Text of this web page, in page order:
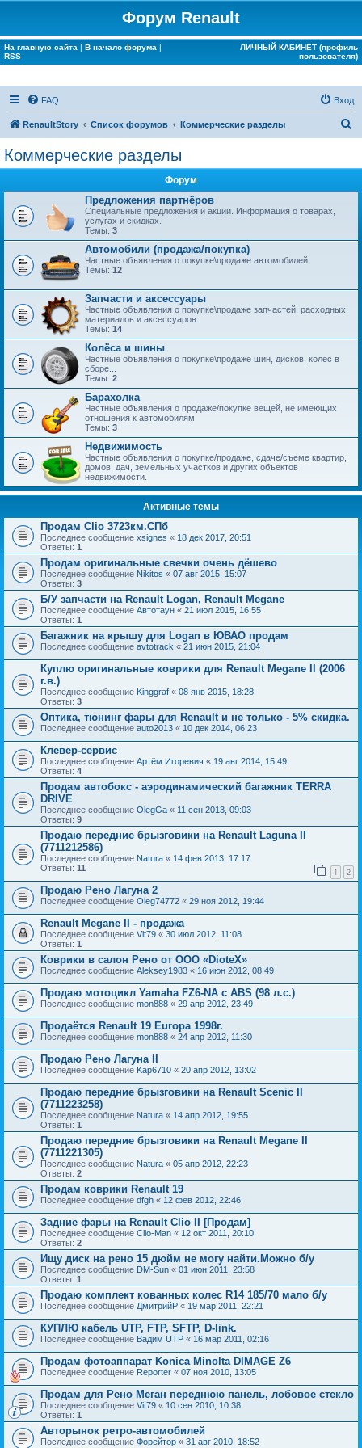
Форум Renault
На главную сайта | В начало форума |
RSS
ЛИЧНЫЙ КАБИНЕТ (профиль
пользователя)
FAQ Вход
RenaultStory Список форумов Коммерческие разделы
Коммерческие разделы
Форум
Предложения партнёров
Специальные предложения и акции. Информация о товарах,
услугах и скидках.
Темы: 3
Автомобили (продажа/покупка)
Частные объявления о покупке\продаже автомобилей
Темы: 12
Запчасти и аксессуары
Частные объявления о покупке\продаже запчастей, расходных
материалов и аксессуаров
Темы: 14
Колёса и шины
Частные объявления о покупке\продаже шин, дисков, колес в
сборе...
Темы: 2
Барахолка
Частные объявления о продаже/покупке вещей, не имеющих
отношения к автомобилям
Темы: 3
Недвижимость
Частные объявления о покупке/продаже, сдаче/съеме квартир,
домов, дач, земельных участков и других объектов
недвижимости.
Активные темы
Продам Clio 3723км.СПб
Последнее сообщение xsignes « 18 дек 2017, 20:51
Ответы: 1
Продам оригинальные свечки очень дёшево
Последнее сообщение Nikitos « 07 авг 2015, 15:07
Ответы: 3
Б/У запчасти на Renault Logan, Renault Megane
Последнее сообщение Автотаун « 21 июл 2015, 16:55
Ответы: 1
Багажник на крышу для Logan в ЮВАО продам
Последнее сообщение avtotrack « 21 июн 2015, 21:04
Куплю оригинальные коврики для Renault Megane II (2006
г.в.)
Последнее сообщение Kinggraf « 08 янв 2015, 18:28
Ответы: 3
Оптика, тюнинг фары для Renault и не только - 5% скидка.
Последнее сообщение auto2013 « 10 дек 2014, 06:23
Клевер-сервис
Последнее сообщение Артём Игоревич « 19 авг 2014, 15:49
Ответы: 4
Продам автобокс - аэродинамический багажник TERRA
DRIVE
Последнее сообщение OlegGa « 11 сен 2013, 09:03
Ответы: 9
Продаю передние брызговики на Renault Laguna II
(7711212586)
Последнее сообщение Natura « 14 фев 2013, 17:17
Ответы: 11 1 2
Продаю Рено Лагуна 2
Последнее сообщение Oleg74772 « 29 ноя 2012, 19:44
Renault Megane II - продажа
Последнее сообщение Vit79 « 30 июл 2012, 11:08
Ответы: 1
Коврики в салон Рено от ООО «DioteX»
Последнее сообщение Aleksey1983 « 16 июн 2012, 08:49
Продаю мотоцикл Yamaha FZ6-NA с ABS (98 л.с.)
Последнее сообщение mon888 « 29 апр 2012, 23:49
Продаётся Renault 19 Europa 1998г.
Последнее сообщение mon888 « 24 апр 2012, 11:30
Продаю Рено Лагуна II
Последнее сообщение Kap6710 « 20 апр 2012, 13:02
Продаю передние брызговики на Renault Scenic II
(7711223258)
Последнее сообщение Natura « 14 апр 2012, 19:55
Ответы: 1
Продаю передние брызговики на Renault Megane II
(7711221305)
Последнее сообщение Natura « 05 апр 2012, 22:23
Ответы: 2
Продам коврики Renault 19
Последнее сообщение dfgh « 12 фев 2012, 22:46
Задние фары на Renault Clio II [Продам]
Последнее сообщение Clio-Man « 12 окт 2011, 20:10
Ответы: 2
Ищу диск на рено 15 дюйм не могу найти.Можно б/у
Последнее сообщение DM-Sun « 01 июн 2011, 23:58
Ответы: 1
Продаю комплект кованных колес R14 185/70 мало б/у
Последнее сообщение ДмитрийР « 19 мар 2011, 22:21
КУПЛЮ кабель UTP, FTP, SFTP, D-link.
Последнее сообщение Вадим UTP « 16 мар 2011, 02:16
Продам фотоаппарат Konica Minolta DIMAGE Z6
Последнее сообщение Reporter « 07 ноя 2010, 13:05
Продам для Рено Меган переднюю панель, лобовое стекло
Последнее сообщение Vit79 « 10 сен 2010, 10:38
Ответы: 1
Авторынок ретро-автомобилей
Последнее сообщение Форейтор « 31 авг 2010, 18:52